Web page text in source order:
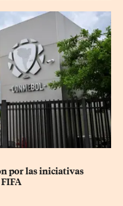
por las iniciativas